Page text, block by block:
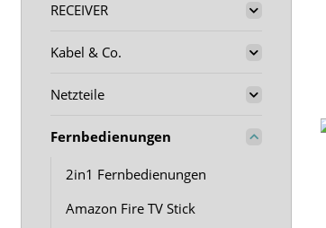
RECEIVER
Kabel & Co.
Netzteile
Fernbedienungen
2in1 Fernbedienungen
Amazon Fire TV Stick